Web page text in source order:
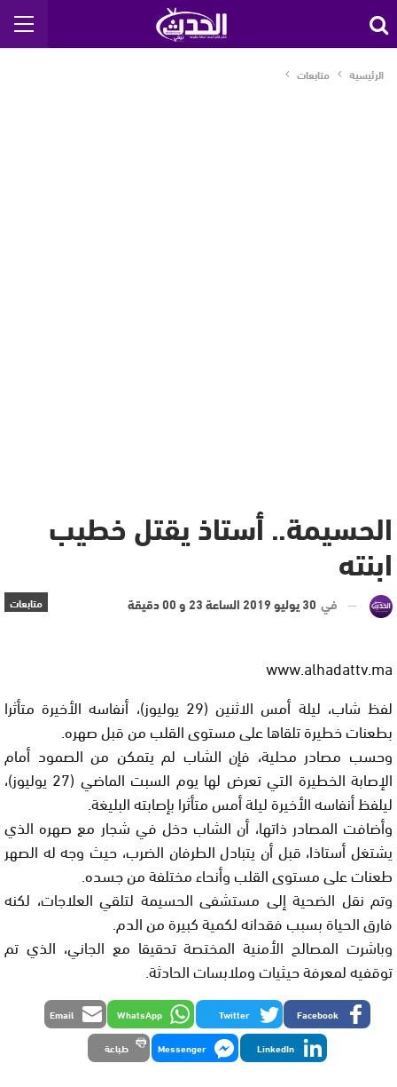
الرئيسية متابعات
الحسيمة.. أستاذ يقتل خطيب
ابنته
متابعات في 30 يوليو 2019 الساعة 23 و 00 دقيقة
www.alhadattv.ma
لفظ شاب، ليلة أمس الاثنين (29 يوليوز)، أنفاسه الأخيرة متأثرا
بطعنات خطيرة تلقاها على مستوى القلب من قبل صهره.
وحسب مصادر محلية، فإن الشاب لم يتمكن من الصمود أمام
الإصابة الخطيرة التي تعرض لها يوم السبت الماضي (27 يوليوز)،
ليلفظ أنفاسه الأخيرة ليلة أمس متأثرا بإصابته البليغة.
وأضافت المصادر ذاتها، أن الشاب دخل في شجار مع صهره الذي
يشتغل أستاذا، قبل أن يتبادل الطرفان الضرب، حيث وجه له الصهر
طعنات على مستوى القلب وأنحاء مختلفة من جسده.
وتم نقل الضحية إلى مستشفى الحسيمة لتلقي العلاجات، لكنه
فارق الحياة بسبب فقدانه لكمية كبيرة من الدم.
وباشرت المصالح الأمنية المختصة تحقيقا مع الجاني، الذي تم
توقفيه لمعرفة حيثيات وملابسات الحادثة.
Facebook
Twitter
WhatsApp
Email
LinkedIn
Messenger طباعة